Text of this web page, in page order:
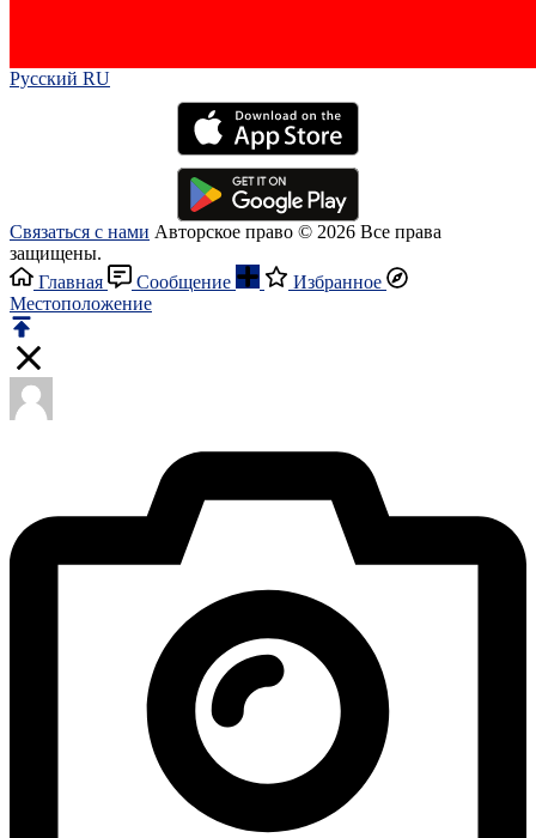
Русский RU‎
Связаться с нами Авторское право © 2026 Все права
защищены.
Главная
Сообщение
Избранное
Местоположение